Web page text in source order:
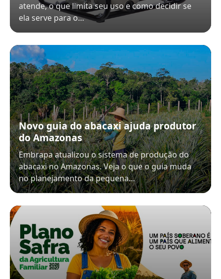
atende, o que limita seu uso e como decidir se
ela serve para o…
Novo guia do abacaxi ajuda produtor
do Amazonas
Embrapa atualizou o sistema de produção do
abacaxi no Amazonas. Veja o que o guia muda
no planejamento da pequena…